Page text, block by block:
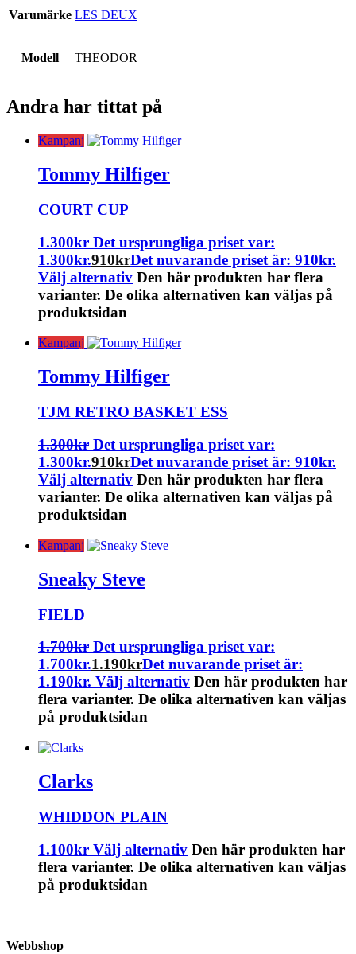
Varumärke LES DEUX
Modell THEODOR
Andra har tittat på
Kampanj
Tommy Hilfiger
COURT CUP
1.300kr Det ursprungliga priset var:
1.300kr.910krDet nuvarande priset är: 910kr.
Välj alternativ Den här produkten har flera
varianter. De olika alternativen kan väljas på
produktsidan
Kampanj
Tommy Hilfiger
TJM RETRO BASKET ESS
1.300kr Det ursprungliga priset var:
1.300kr.910krDet nuvarande priset är: 910kr.
Välj alternativ Den här produkten har flera
varianter. De olika alternativen kan väljas på
produktsidan
Kampanj
Sneaky Steve
FIELD
1.700kr Det ursprungliga priset var:
1.700kr.1.190krDet nuvarande priset är:
1.190kr. Välj alternativ Den här produkten har
flera varianter. De olika alternativen kan väljas
på produktsidan
Clarks
WHIDDON PLAIN
1.100kr Välj alternativ Den här produkten har
flera varianter. De olika alternativen kan väljas
på produktsidan
Webbshop